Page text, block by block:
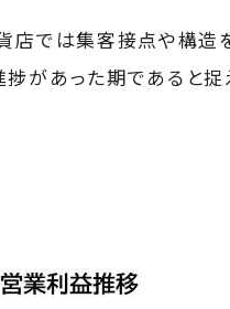
店では集客接点や構造
があった期であると捉